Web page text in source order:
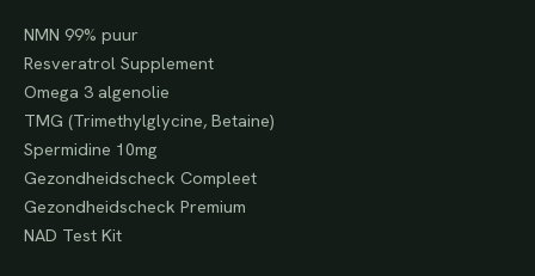
NMN 99% puur
Resveratrol Supplement
Omega 3 algenolie
TMG (Trimethylglycine, Betaine)
Spermidine 10mg
Gezondheidscheck Compleet
Gezondheidscheck Premium
NAD Test Kit